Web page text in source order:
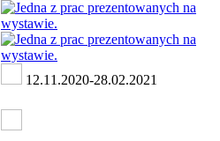
12.11.2020-28.02.2021